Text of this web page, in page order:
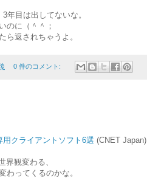
年目は出してないな。
のに（＾＾；
ら返されちゃうよ。
0 件のコメント:
クライアントソフト6選 (CNET Japan)
界観変わる、
わってくるのかな。